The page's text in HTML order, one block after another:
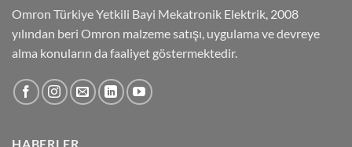
Omron Türkiye Yetkili Bayi Mekatronik Elektrik, 2008
yılından beri Omron malzeme satışı, uygulama ve devreye
alma konuların da faaliyet göstermektedir.
HABERLER